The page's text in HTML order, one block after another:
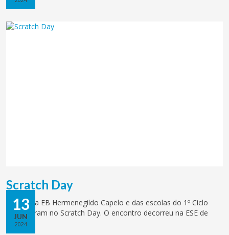
13
JUN
2024
Scratch Day
Alunos da EB Hermenegildo Capelo e das escolas do 1º Ciclo
participaram no Scratch Day. O encontro decorreu na ESE de
Setúbal.